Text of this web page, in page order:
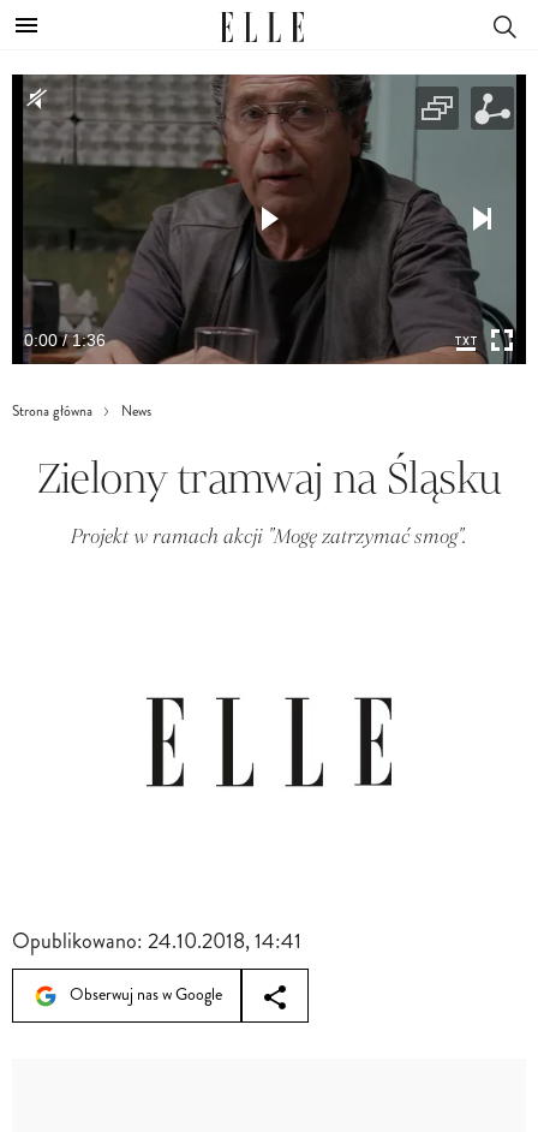
0:00 / 1:36
Strona główna News
Zielony tramwaj na Śląsku
Projekt w ramach akcji "Mogę zatrzymać smog".
Opublikowano:24.10.2018, 14:41
Obserwuj nas w Google